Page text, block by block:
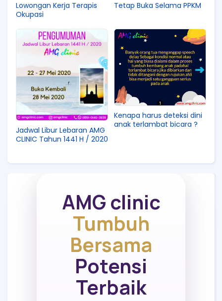
Lowongan Kerja Terapis
Okupasi
Tetap Buka Selama PPKM
Jadwal Libur Lebaran AMG
CLINIC Tahun 1441 H / 2020
Kenapa harus deteksi dini
anak terlambat bicara ?
AMG clinic
Tumbuh
Bersama
Potensi
Terbaik